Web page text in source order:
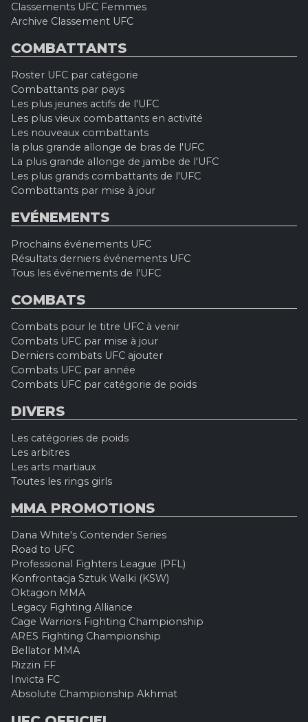
Classements UFC Femmes
Archive Classement UFC
COMBATTANTS
Roster UFC par catégorie
Combattants par pays
Les plus jeunes actifs de l'UFC
Les plus vieux combattants en activité
Les nouveaux combattants
la plus grande allonge de bras de l'UFC
La plus grande allonge de jambe de l'UFC
Les plus grands combattants de l'UFC
Combattants par mise à jour
EVÉNEMENTS
Prochains événements UFC
Résultats derniers événements UFC
Tous les événements de l'UFC
COMBATS
Combats pour le titre UFC à venir
Combats UFC par mise à jour
Derniers combats UFC ajouter
Combats UFC par année
Combats UFC par catégorie de poids
DIVERS
Les catégories de poids
Les arbitres
Les arts martiaux
Toutes les rings girls
MMA PROMOTIONS
Dana White's Contender Series
Road to UFC
Professional Fighters League (PFL)
Konfrontacja Sztuk Walki (KSW)
Oktagon MMA
Legacy Fighting Alliance
Cage Warriors Fighting Championship
ARES Fighting Championship
Bellator MMA
Rizzin FF
Invicta FC
Absolute Championship Akhmat